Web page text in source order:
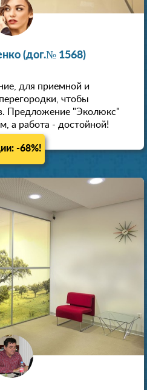
(дог.№ 1568)
для приемной и
чтобы
Предложение "Эколюкс"
а работа - достойной!
-68%!